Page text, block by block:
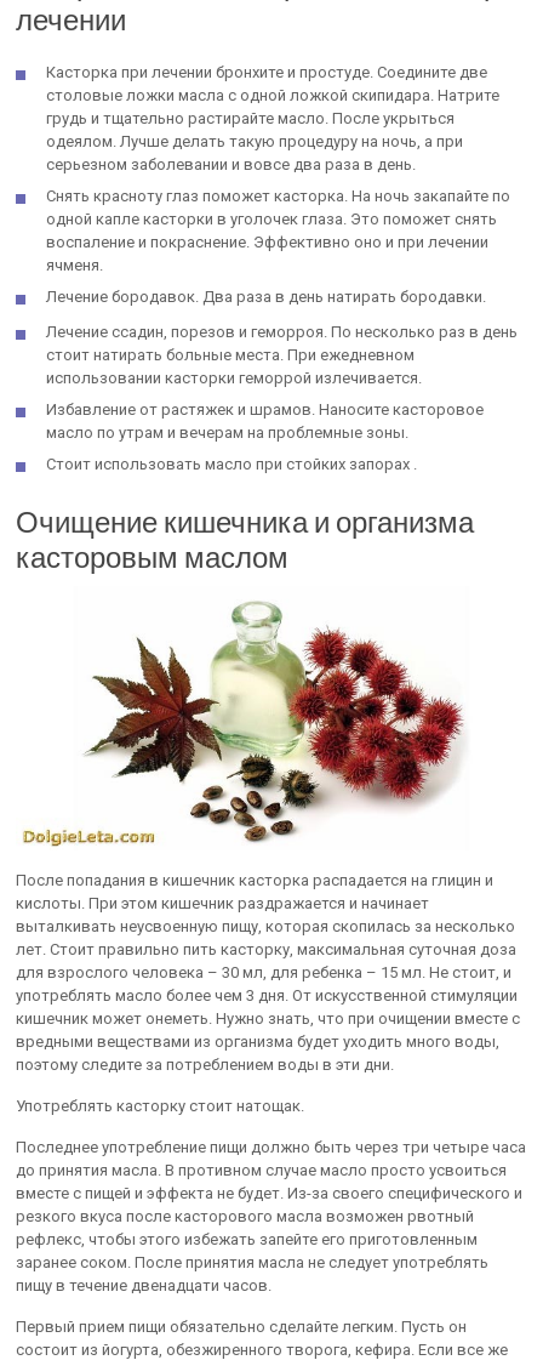
лечении
Касторка при лечении бронхите и простуде. Соедините две
столовые ложки масла с одной ложкой скипидара. Натрите
грудь и тщательно растирайте масло. После укрыться
одеялом. Лучше делать такую процедуру на ночь, а при
серьезном заболевании и вовсе два раза в день.
Снять красноту глаз поможет касторка. На ночь закапайте по
одной капле касторки в уголочек глаза. Это поможет снять
воспаление и покраснение. Эффективно оно и при лечении
ячменя.
Лечение бородавок. Два раза в день натирать бородавки.
Лечение ссадин, порезов и геморроя. По несколько раз в день
стоит натирать больные места. При ежедневном
использовании касторки геморрой излечивается.
Избавление от растяжек и шрамов. Наносите касторовое
масло по утрам и вечерам на проблемные зоны.
Стоит использовать масло при стойких запорах .
Очищение кишечника и организма
касторовым маслом
После попадания в кишечник касторка распадается на глицин и
кислоты. При этом кишечник раздражается и начинает
выталкивать неусвоенную пищу, которая скопилась за несколько
лет. Стоит правильно пить касторку, максимальная суточная доза
для взрослого человека – 30 мл, для ребенка – 15 мл. Не стоит, и
употреблять масло более чем 3 дня. От искусственной стимуляции
кишечник может онеметь. Нужно знать, что при очищении вместе с
вредными веществами из организма будет уходить много воды,
поэтому следите за потреблением воды в эти дни.
Употреблять касторку стоит натощак.
Последнее употребление пищи должно быть через три четыре часа
до принятия масла. В противном случае масло просто усвоиться
вместе с пищей и эффекта не будет. Из-за своего специфического и
резкого вкуса после касторового масла возможен рвотный
рефлекс, чтобы этого избежать запейте его приготовленным
заранее соком. После принятия масла не следует употреблять
пищу в течение двенадцати часов.
Первый прием пищи обязательно сделайте легким. Пусть он
состоит из йогурта, обезжиренного творога, кефира. Если все же